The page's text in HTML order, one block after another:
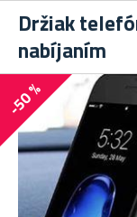
Držiak
nabíjaním
-50 %